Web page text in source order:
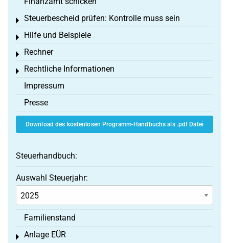
Steuerbescheid prüfen: Kontrolle muss sein
Toggle menu
Hilfe und Beispiele
Toggle menu
Rechner
Toggle menu
Rechtliche Informationen
Toggle menu
Impressum
Presse
Download des kostenlosen Programm-Handbuchs als .pdf Datei
Steuerhandbuch:
Auswahl Steuerjahr:
Familienstand
Anlage EÜR
Toggle menu